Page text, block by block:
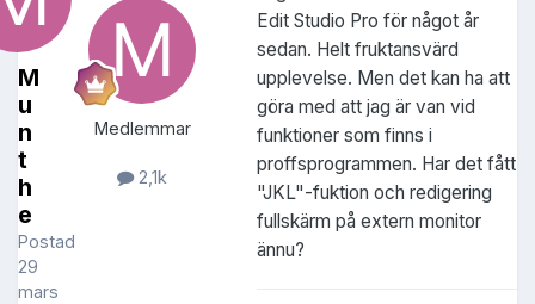
M
u
n
t
h
e
Postad
29
mars
Medlemmar
2,1k
Edit Studio Pro för något år
sedan. Helt fruktansvärd
upplevelse. Men det kan ha att
göra med att jag är van vid
funktioner som finns i
proffsprogrammen. Har det fått
"JKL"-fuktion och redigering
fullskärm på extern monitor
ännu?